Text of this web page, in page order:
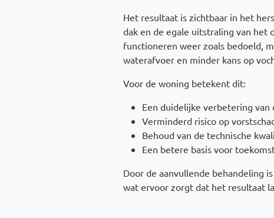
Het resultaat is zichtbaar in het
dak en de egale uitstraling van het
functioneren weer zoals bedoeld,
waterafvoer en minder kans op
Voor de woning betekent dit:
Een duidelijke verbetering van
Verminderd risico op
Behoud van de technische
Een betere basis voor
Door de aanvullende behandeling
wat ervoor zorgt dat het resultaat